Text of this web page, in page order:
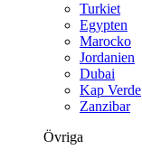
Turkiet
Egypten
Marocko
Jordanien
Dubai
Kap Verde
Zanzibar
Övriga